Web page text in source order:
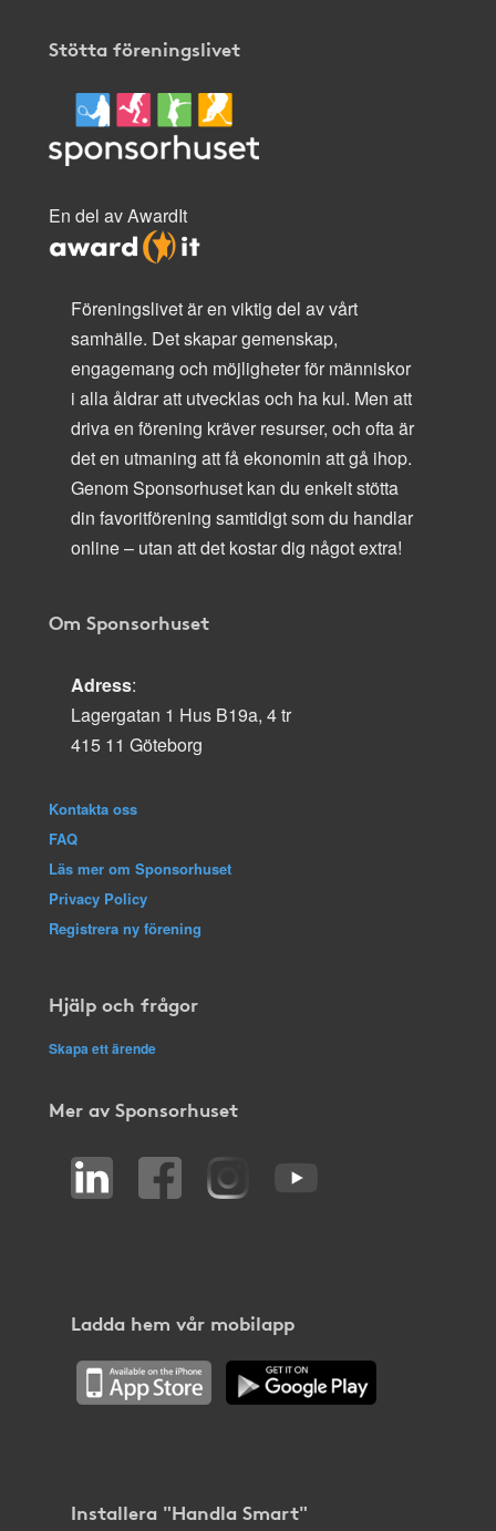
Stötta föreningslivet
En del av AwardIt
Föreningslivet är en viktig del av vårt
samhälle. Det skapar gemenskap,
engagemang och möjligheter för människor
i alla åldrar att utvecklas och ha kul. Men att
driva en förening kräver resurser, och ofta är
det en utmaning att få ekonomin att gå ihop.
Genom Sponsorhuset kan du enkelt stötta
din favoritförening samtidigt som du handlar
online – utan att det kostar dig något extra!
Om Sponsorhuset
Adress:
Lagergatan 1 Hus B19a, 4 tr
415 11 Göteborg
Kontakta oss
FAQ
Läs mer om Sponsorhuset
Privacy Policy
Registrera ny förening
Hjälp och frågor
Skapa ett ärende
Mer av Sponsorhuset
Ladda hem vår mobilapp
Installera "Handla Smart"